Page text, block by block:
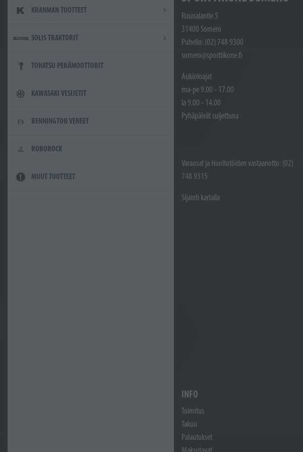
KRANMAN TUOTTEET
SOLIS TRAKTORIT
TOHATSU PERÄMOOTTORIT
KAWASAKI VESIJETIT
BENNINGTON VENEET
ROBOROCK
MUUT TUOTTEET
Ruunalantie 5
31400 Somero
Puhelin: (02) 748 9300
somero@sporttikone.fi
Aukioloajat
ma-pe 9.00 - 17.00
la 9.00 - 14.00
Pyhäpäivät suljettuna
Varaosat ja Huoltotöiden vastaanotto: (02)
748 9315
Sijainti kartalla
INFO
Toimitus
Takuu
Palautukset
Maksutavat